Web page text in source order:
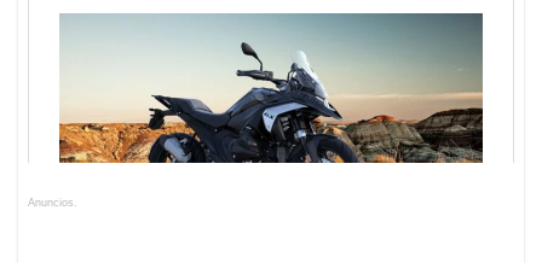
Anuncios.